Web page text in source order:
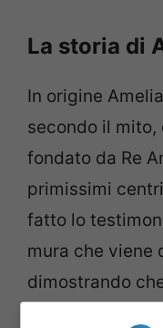
La storia di
In origine
secondo il mito,
fondato da Re
primissimi
fatto lo
mura che viene
dimostrando